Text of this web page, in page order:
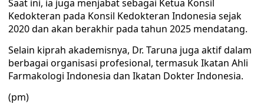
Saat ini, ia juga menjabat sebagai Ketua Konsil
Kedokteran pada Konsil Kedokteran Indonesia sejak
2020 dan akan berakhir pada tahun 2025 mendatang.
Selain kiprah akademisnya, Dr. Taruna juga aktif dalam
berbagai organisasi profesional, termasuk Ikatan Ahli
Farmakologi Indonesia dan Ikatan Dokter Indonesia.
(pm)